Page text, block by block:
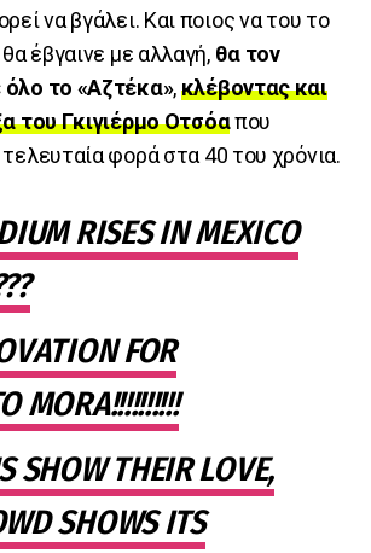
να βγάλει. Και ποιος να του το
έβγαινε με αλλαγή, θα τον
το «Αζτέκα»,κλέβοντας και
του Γκιγιέρμο Οτσόαπου
φορά στα 40 του χρόνια.
RISES IN MEXICO
FOR
MORA!!!!!!!!!!
SHOW THEIR LOVE,
SHOWS ITS